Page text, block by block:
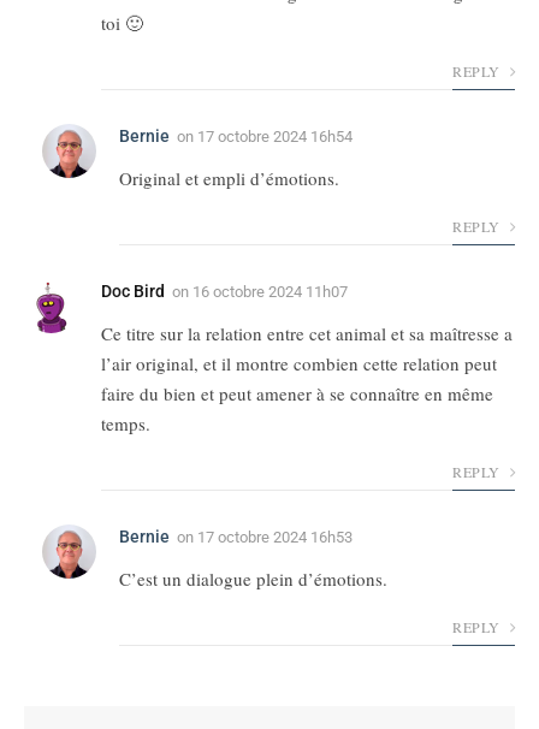
toi 🙂
REPLY
Bernie on 17 octobre 2024 16h54
Original et empli d’émotions.
REPLY
Doc Bird on 16 octobre 2024 11h07
Ce titre sur la relation entre cet animal et sa maîtresse a
l’air original, et il montre combien cette relation peut
faire du bien et peut amener à se connaître en même
temps.
REPLY
Bernie on 17 octobre 2024 16h53
C’est un dialogue plein d’émotions.
REPLY